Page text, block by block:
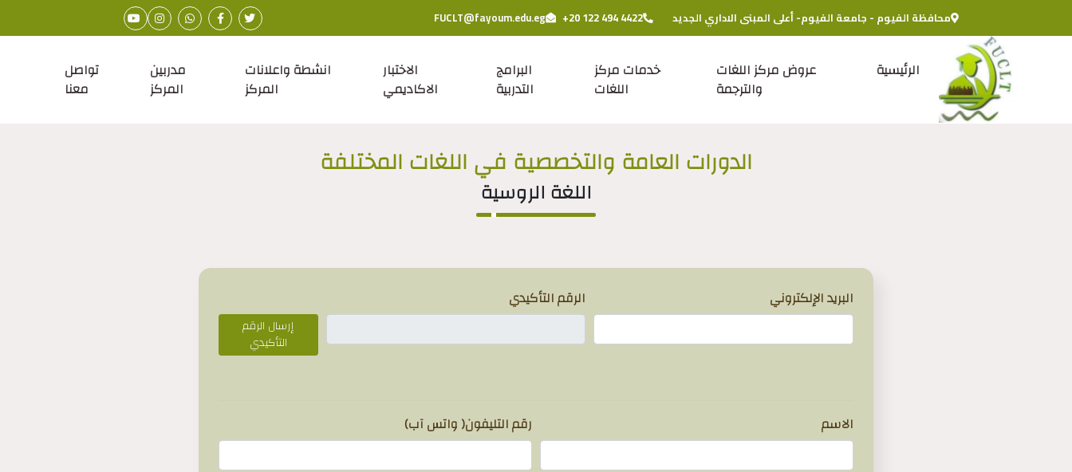
محافظة الفيوم - جامعة الفيوم- أعلى المبنى الاداري الجديد +20 122 494 4422
FUCLT@fayoum.edu.eg
الرئيسية
عروض مركز اللغات
والترجمة
خدمات مركز
اللغات
البرامج
التدربية
الاختبار
الاكاديمي
انشطة واعلانات
المركز
مدربين
المركز
تواصل
معنا
الدورات العامة والتخصصية في اللغات المختلفة
اللغة الروسية
البريد الإلكتروني الرقم التأكيدي
إرسال الرقم
التأكيدي
الاسم
رقم التليفون( واتس آب)